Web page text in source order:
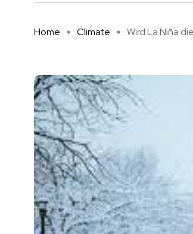
Home Climate Wird La Niña